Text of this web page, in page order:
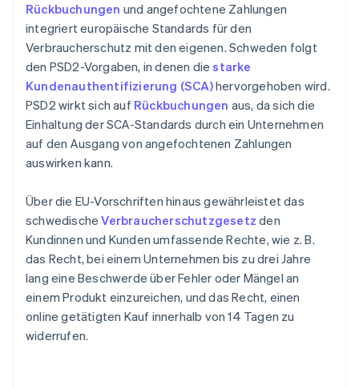
Rückbuchungen und angefochtene Zahlungen
integriert europäische Standards für den
Verbraucherschutz mit den eigenen. Schweden folgt
den PSD2-Vorgaben, in denen diestarke
Kundenauthentifizierung (SCA)hervorgehoben wird.
PSD2 wirkt sich auf Rückbuchungen aus, da sich die
Einhaltung der SCA-Standards durch ein Unternehmen
auf den Ausgang von angefochtenen Zahlungen
auswirken kann.
Über die EU-Vorschriften hinaus gewährleistet das
schwedischeVerbraucherschutzgesetz den
Kundinnen und Kunden umfassende Rechte, wie z. B.
das Recht, bei einem Unternehmen bis zu drei Jahre
lang eine Beschwerde über Fehler oder Mängel an
einem Produkt einzureichen, und das Recht, einen
online getätigten Kauf innerhalb von 14 Tagen zu
widerrufen.